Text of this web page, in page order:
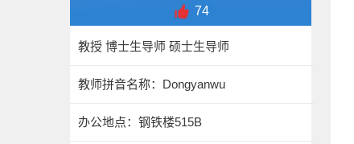
74
教授 博士生导师 硕士生导师
教师拼音名称：Dongyanwu
办公地点：钢铁楼515B